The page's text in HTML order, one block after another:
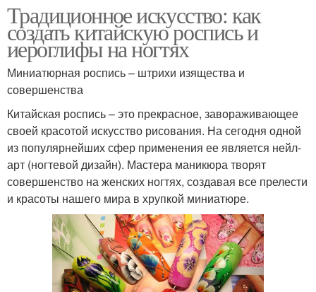
Традиционное искусство: как
создать китайскую роспись и
иероглифы на ногтях
Миниатюрная роспись – штрихи изящества и
совершенства
Китайская роспись – это прекрасное, завораживающее
своей красотой искусство рисования. На сегодня одной
из популярнейших сфер применения ее является нейл-
арт (ногтевой дизайн). Мастера маникюра творят
совершенство на женских ногтях, создавая все прелести
и красоты нашего мира в хрупкой миниатюре.